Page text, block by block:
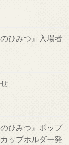
ひみつ』入場者
ひみつ』ポップ
ップホルダー発